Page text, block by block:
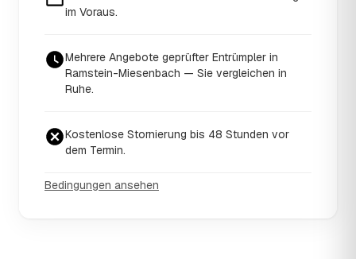
im Voraus.
Mehrere Angebote geprüfter Entrümpler in
Ramstein-Miesenbach — Sie vergleichen in
Ruhe.
Kostenlose Stornierung bis 48 Stunden vor
dem Termin.
Bedingungen ansehen